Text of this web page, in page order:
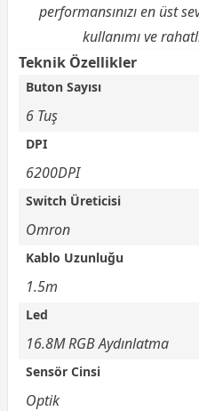
performansınızı en üst
kullanımı ve
Teknik Özellikler
Buton Sayısı
6 Tuş
DPI
6200DPI
Switch Üreticisi
Omron
Kablo Uzunluğu
1.5m
Led
16.8M RGB Aydınlatma
Sensör Cinsi
Optik